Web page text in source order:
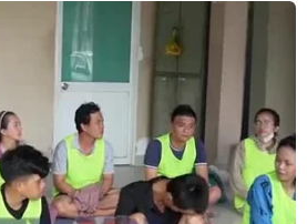
vụ Chu Vĩnh Khang: Ai
vào Chu Vĩnh Khang và Từ Tài
tại nhiệm sẽ cảm thấy rằng